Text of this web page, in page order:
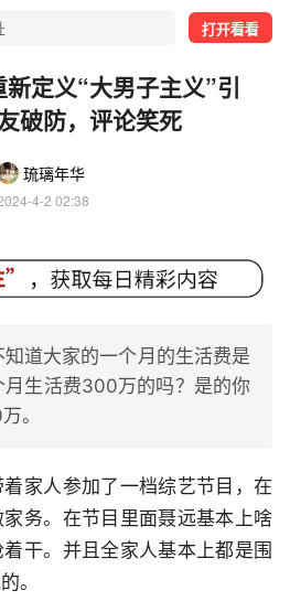
打开看看
定义“大男子主义”引
破防，评论笑死
琉璃年华
4-2 02:38
道大家的一个月的生活费是
月生活费300万的吗？是的你
。
家人参加了一档综艺节目，在
务。在节目里面聂远基本上啥
干。并且全家人基本上都是围
。